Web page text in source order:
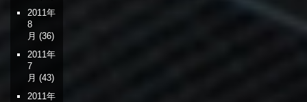
2011年
8
月 (36)
2011年
7
月 (43)
2011年